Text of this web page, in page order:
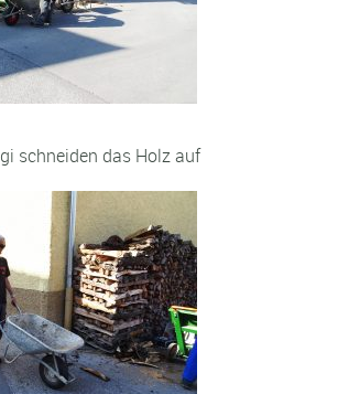
schneiden das Holz auf